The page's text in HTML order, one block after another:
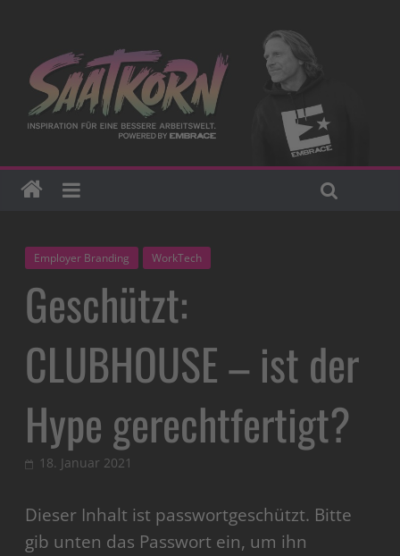
Employer Branding WorkTech
Geschützt:
CLUBHOUSE – ist der
Hype gerechtfertigt?
18. Januar 2021
Dieser Inhalt ist passwortgeschützt. Bitte
gib unten das Passwort ein, um ihn